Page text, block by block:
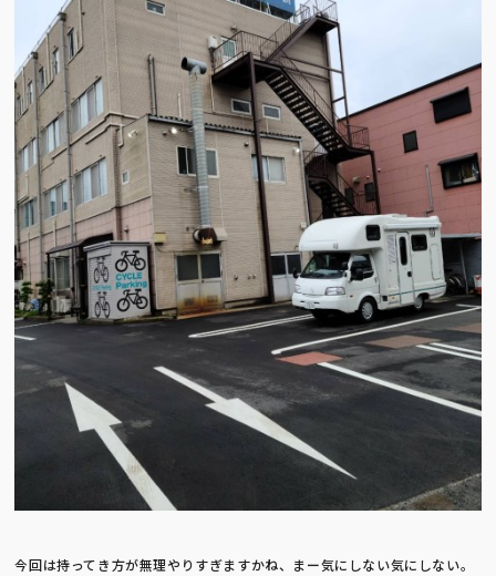
今回は持ってき方が無理やりすぎますかね、まー気にしない気にしない。